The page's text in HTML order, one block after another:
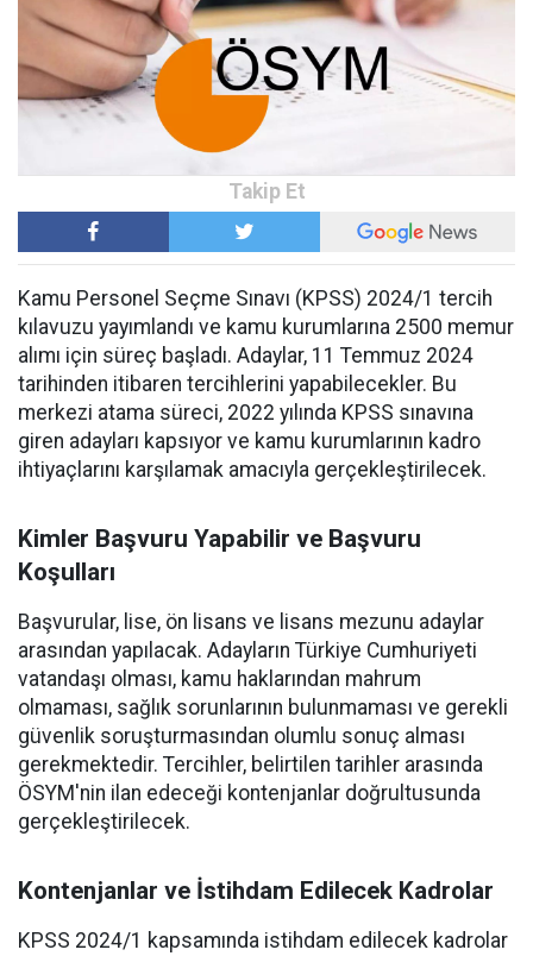
Kamu Personel Seçme Sınavı (KPSS) 2024/1 tercih
kılavuzu yayımlandı ve kamu kurumlarına 2500 memur
alımı için süreç başladı. Adaylar, 11 Temmuz 2024
tarihinden itibaren tercihlerini yapabilecekler. Bu
merkezi atama süreci, 2022 yılında KPSS sınavına
giren adayları kapsıyor ve kamu kurumlarının kadro
ihtiyaçlarını karşılamak amacıyla gerçekleştirilecek.
Kimler Başvuru Yapabilir ve Başvuru
Koşulları
Başvurular, lise, ön lisans ve lisans mezunu adaylar
arasından yapılacak. Adayların Türkiye Cumhuriyeti
vatandaşı olması, kamu haklarından mahrum
olmaması, sağlık sorunlarının bulunmaması ve gerekli
güvenlik soruşturmasından olumlu sonuç alması
gerekmektedir. Tercihler, belirtilen tarihler arasında
ÖSYM'nin ilan edeceği kontenjanlar doğrultusunda
gerçekleştirilecek.
Kontenjanlar ve İstihdam Edilecek Kadrolar
KPSS 2024/1 kapsamında istihdam edilecek kadrolar